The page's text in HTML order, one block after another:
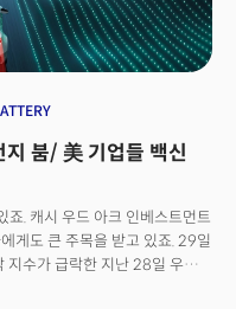
8월에 돌아오는 스톡옵션을
향을 미쳤다는 분석이 나옵니다.
만주를 주당 6.24달러에
내야 하기 때문입니다. 여러
없습니다. 문제는 만약 자신의
을 보고 의사결정을 한
하겠다는 트윗을 올려 미
(?)도 있는데요. 머스크의
. 많은 이들이 주목하고
붐/ 美 기업들 백신
. 캐시 우드 아크 인베스트먼트
게도 큰 주목을 받고 있죠. 29일
지수가 급락한 지난 28일 우드
다. 대략 2억 900만 달러